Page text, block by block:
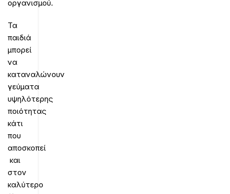
οργανισμού.
Τα
παιδιά
μπορεί
να
καταναλώνουν
γεύματα
υψηλότερης
ποιότητας
κάτι
που
αποσκοπεί
και
στον
καλύτερο